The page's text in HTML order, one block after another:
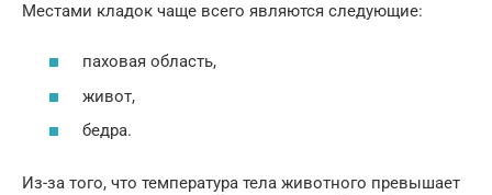
Местами кладок чаще всего являются следующие:
паховая область,
живот,
бедра.
Из-за того, что температура тела животного превышает